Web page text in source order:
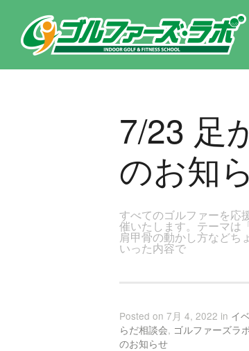
東京都新宿区・文京区ゴルフレッスンのゴルファーズ・ラボ » 7/23 足から腕までのつなげかたセ
7/23 足
のお知
すべてのゴルファーを応
催いたします。テーマは
肩甲骨の動かし方などち
いった内容で
Posted on 7月 4, 2022 in イ
らだ相談会, ゴルファーズラ
のお知らせ